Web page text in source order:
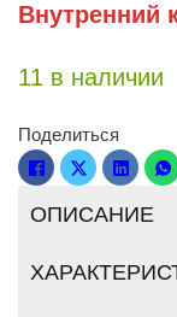
Внутренний
11 в наличии
Поделиться
ОПИСАНИЕ